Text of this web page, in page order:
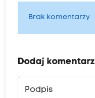
Brak komentarzy
Dodaj komentarz
Podpis